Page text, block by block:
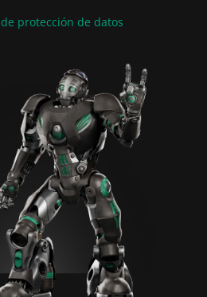
protección de datos